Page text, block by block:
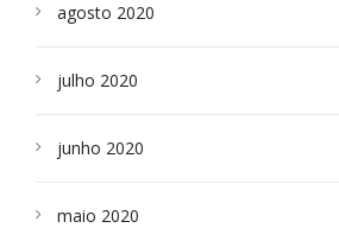
agosto 2020
julho 2020
junho 2020
maio 2020